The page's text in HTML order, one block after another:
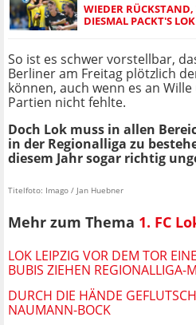
WIEDER
DIESMAL PACKT'S
So ist es schwer vorstellbar,
Berliner am Freitag plötzlich
können, auch wenn es an
Partien nicht fehlte.
Doch Lok muss in allen
in der Regionalliga zu
diesem Jahr sogar richtig
Titelfoto: Imago / Jan Huebner
Mehr zum Thema 1. FC
LOK LEIPZIG VOR DEM TOR
BUBIS ZIEHEN REGIONALLIGA-
DURCH DIE HÄNDE
NAUMANN-BOCK